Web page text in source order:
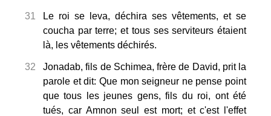
31
Le roi se leva, déchira ses vêtements, et se
coucha par terre; et tous ses serviteurs étaient
là, les vêtements déchirés.
32
Jonadab, fils de Schimea, frère de David, prit la
parole et dit: Que mon seigneur ne pense point
que tous les jeunes gens, fils du roi, ont été
tués, car Amnon seul est mort; et c'est l'effet